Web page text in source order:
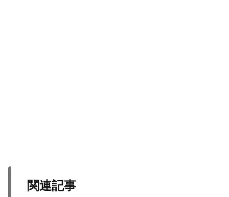
関連記事